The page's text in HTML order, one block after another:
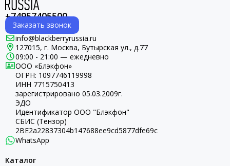
+74957405500
Заказать звонок
info@blackberryrussia.ru
127015, г. Москва, Бутырская ул., д.77
09:00 - 21:00 — ежедневно
ООО «Блэкфон»
ОГРН: 1097746119998
ИНН 7715750413
зарегистрировано 05.03.2009г.
ЭДО
Идентификатор ООО "Блэкфон"
СБИС (Тензор)
2BE2a22837304b147688ee9cd5877dfe69c
WhatsApp
Каталог